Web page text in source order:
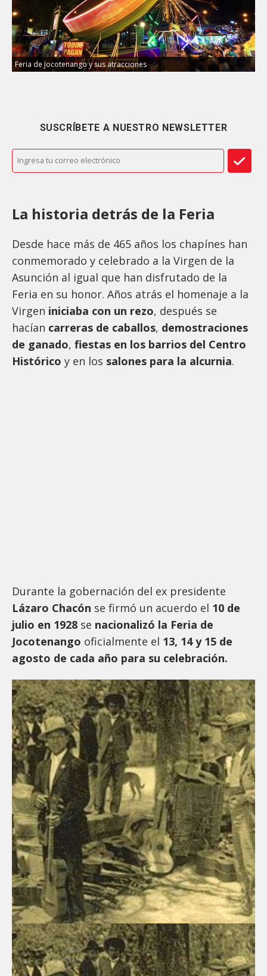
Feria de Jocotenango y sus atracciones
SUSCRÍBETE A NUESTRO NEWSLETTER
La historia detrás de la Feria
Desde hace más de 465 años los chapínes han
conmemorado y celebrado a la Virgen de la
Asunción al igual que han disfrutado de la
Feria en su honor. Años atrás el homenaje a la
Virgen iniciaba con un rezo, después se
hacían carreras de caballos, demostraciones
de ganado, fiestas en los barrios del Centro
Histórico y en los salones para la alcurnia.
Durante la gobernación del ex presidente
Lázaro Chacón se firmó un acuerdo el 10 de
julio en 1928 se nacionalizó la Feria de
Jocotenango oficialmente el 13, 14 y 15 de
agosto de cada año para su celebración.